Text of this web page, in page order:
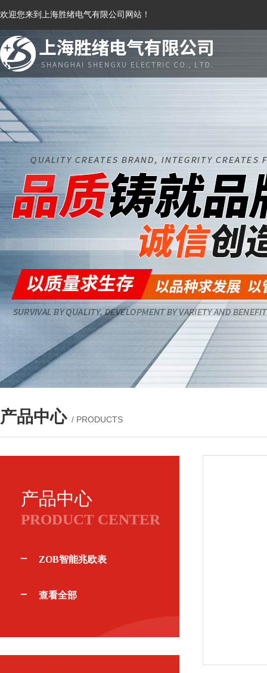
欢迎您来到上海胜绪电气有限公司网站！
产品中心 / PRODUCTS
产品中心
PRODUCT CENTER
ZOB智能兆欧表
查看全部